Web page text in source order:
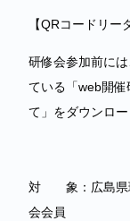
【QRコードリー
研修会参加前に
ている「web開
て」をダウンロ
対 象：広島県理
会会員